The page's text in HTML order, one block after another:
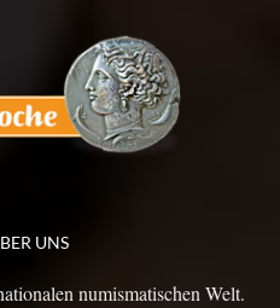
UNS
numismatischen Welt.